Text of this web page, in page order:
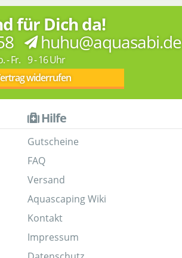
für Dich da!
huhu@aquasabi.de
- Fr. 9 - 16 Uhr
widerrufen
Hilfe
Gutscheine
FAQ
Versand
Aquascaping Wiki
Kontakt
Impressum